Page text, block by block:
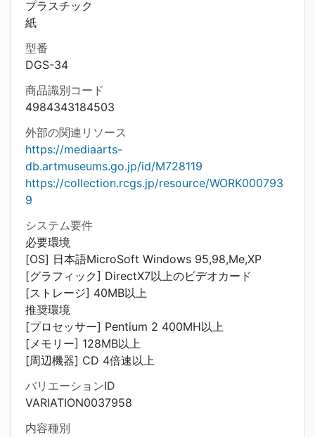
プラスチック
紙
型番
DGS-34
商品識別コード
4984343184503
外部の関連リソース
https://mediaarts-
db.artmuseums.go.jp/id/M728119
https://collection.rcgs.jp/resource/WORK000793
9
システム要件
必要環境
[OS] 日本語MicroSoft Windows 95,98,Me,XP
[グラフィック] DirectX7以上のビデオカード
[ストレージ] 40MB以上
推奨環境
[プロセッサー] Pentium 2 400MH以上
[メモリー] 128MB以上
[周辺機器] CD 4倍速以上
バリエーションID
VARIATION0037958
内容種別